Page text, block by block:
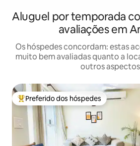
Aluguel por temporada
avaliações em
Os hóspedes concordam: estas
muito bem avaliadas quanto a
outros
Entre os melhores preferidos dos
Preferido dos hóspedes